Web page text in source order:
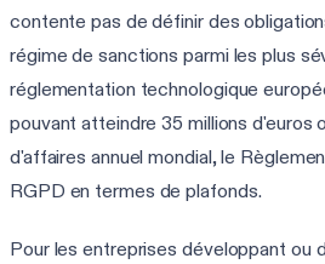
contente pas de définir des
régime de sanctions parmi les plus
réglementation technologique
pouvant atteindre 35 millions d'euros
d'affaires annuel mondial, le
RGPD en termes de plafonds.
Pour les entreprises développant ou